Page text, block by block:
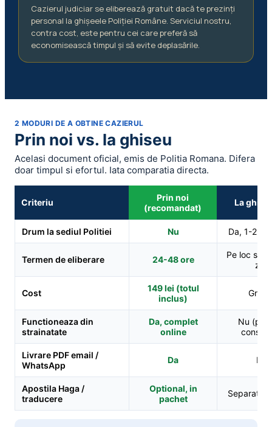
Cazierul judiciar se eliberează gratuit dacă te prezinți
personal la ghișeele Poliției Române. Serviciul nostru,
contra cost, este pentru cei care preferă să
economisească timpul și să evite deplasările.
2 MODURI DE A OBTINE CAZIERUL
Prin noi vs. la ghiseu
Acelasi document oficial, emis de Politia Romana. Difera
doar timpul si efortul. Iata comparatia directa.
Criteriu
Prin noi
(recomandat)
La
Drum la sediul Politiei Nu Da, 1-2
Termen de eliberare 24-48 ore
Pe loc sau
zile
Cost
149 lei (totul
inclus)
Functioneaza din
strainatate
Da, complet
online
Nu
Livrare PDF email /
WhatsApp
Da Nu
Apostila Haga /
traducere
Optional, in
pachet
Separat,